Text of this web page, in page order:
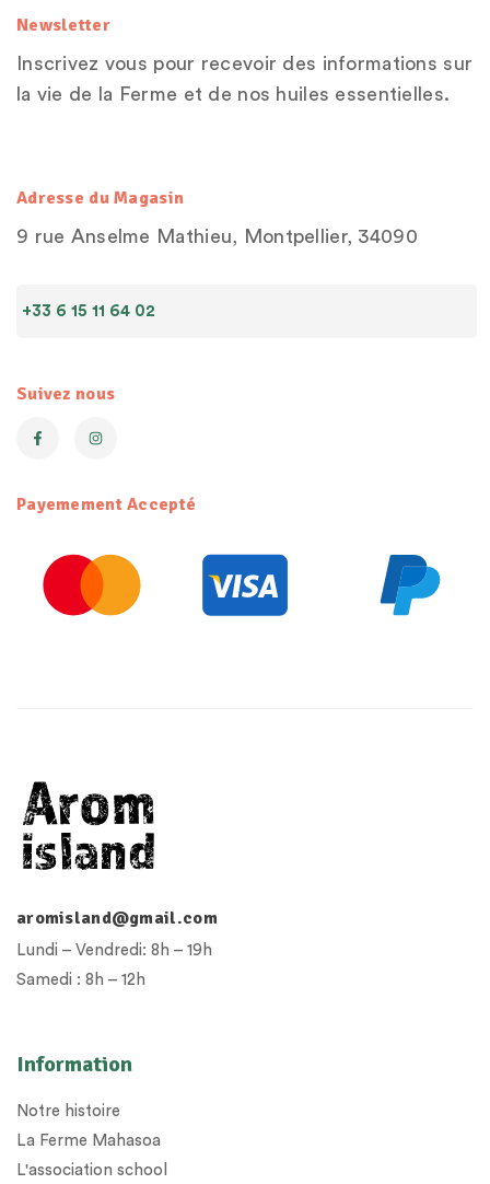
Newsletter
Inscrivez vous pour recevoir des informations sur
la vie de la Ferme et de nos huiles essentielles.
Adresse du Magasin
9 rue Anselme Mathieu, Montpellier, 34090
+33 6 15 11 64 02
Suivez nous
Payemement Accepté
Information
Notre histoire
La Ferme Mahasoa
L'association school
aromisland@gmail.com
Lundi – Vendredi: 8h – 19h
Samedi : 8h – 12h